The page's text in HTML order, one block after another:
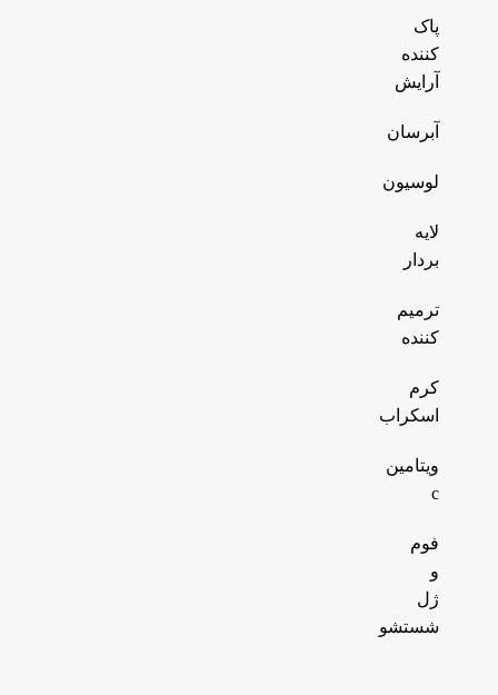
پاک
کننده
آرایش
آبرسان
لوسیون
لایه
بردار
ترمیم
کننده
کرم
اسکراب
ویتامین
c
فوم
و
ژل
شستشو